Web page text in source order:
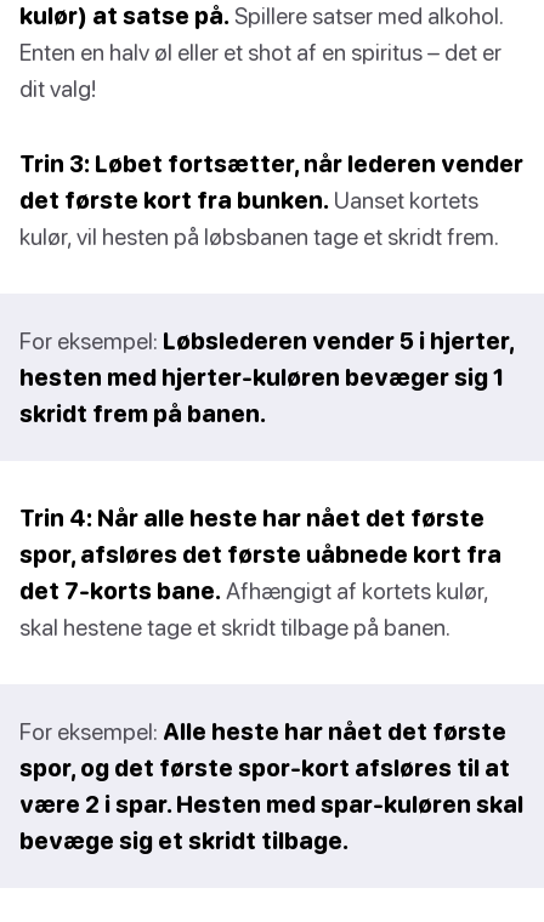
kulør) at satse på. Spillere satser med alkohol.
Enten en halv øl eller et shot af en spiritus – det er
dit valg!
Trin 3: Løbet fortsætter, når lederen vender
det første kort fra bunken. Uanset kortets
kulør, vil hesten på løbsbanen tage et skridt frem.
For eksempel: Løbslederen vender 5 i hjerter,
hesten med hjerter-kuløren bevæger sig 1
skridt frem på banen.
Trin 4: Når alle heste har nået det første
spor, afsløres det første uåbnede kort fra
det 7-korts bane. Afhængigt af kortets kulør,
skal hestene tage et skridt tilbage på banen.
For eksempel: Alle heste har nået det første
spor, og det første spor-kort afsløres til at
være 2 i spar. Hesten med spar-kuløren skal
bevæge sig et skridt tilbage.